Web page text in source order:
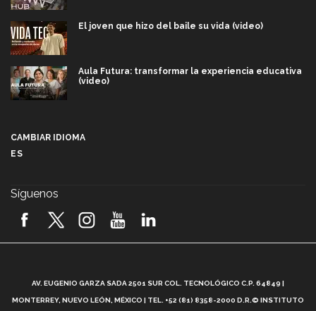
El joven que hizo del baile su vida (video)
Aula Futura: transformar la experiencia educativa
(video)
2026! (video)
¿Cómo es el Modelo Educativo Tec? (video)
CAMBIAR IDIOMA
ES
Síguenos
AV. EUGENIO GARZA SADA 2501 SUR COL. TECNOLÓGICO C.P. 64849 |
MONTERREY, NUEVO LEÓN, MÉXICO | TEL. +52 (81) 8358-2000 D.R.© INSTITUTO